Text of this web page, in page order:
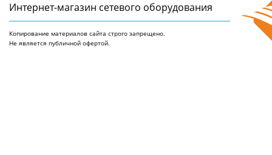
Интернет-магазин сетeвого оборудования
Копирование материалов сайта строго запрещено.
Не является публичной офертой.